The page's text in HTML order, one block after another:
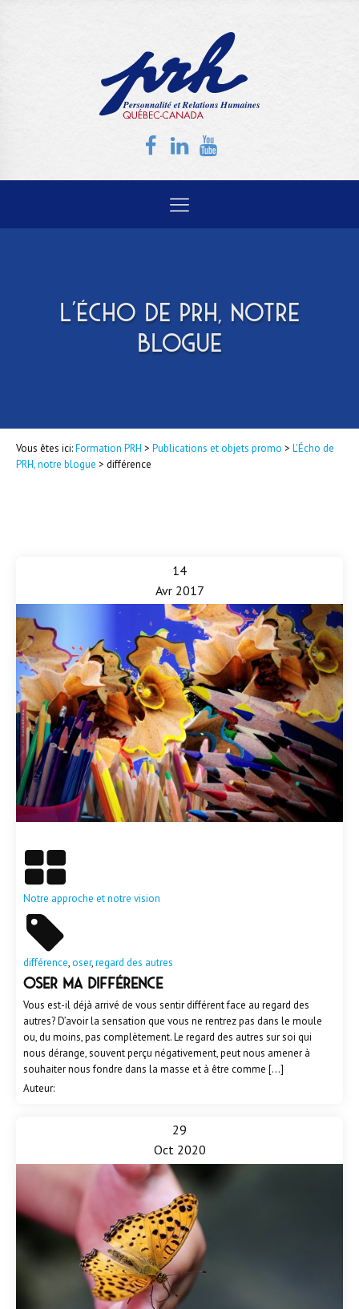
L'ÉCHO DE PRH, NOTRE
BLOGUE
Vous êtes ici:Formation PRH > Publications et objets promo > L'Écho de
PRH, notre blogue > différence
14
Avr 2017
Notre approche et notre vision
différence,oser,regard des autres
Oser ma différence
Vous est-il déjà arrivé de vous sentir différent face au regard des
autres? D’avoir la sensation que vous ne rentrez pas dans le moule
ou, du moins, pas complètement. Le regard des autres sur soi qui
nous dérange, souvent perçu négativement, peut nous amener à
souhaiter nous fondre dans la masse et à être comme […]
Auteur:
29
Oct 2020